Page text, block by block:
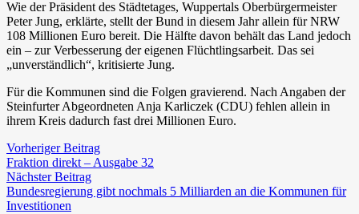
Wie der Präsident des Städtetages, Wuppertals Oberbürgermeister
Peter Jung, erklärte, stellt der Bund in diesem Jahr allein für NRW
108 Millionen Euro bereit. Die Hälfte davon behält das Land jedoch
ein – zur Verbesserung der eigenen Flüchtlingsarbeit. Das sei
„unverständlich“, kritisierte Jung.
Für die Kommunen sind die Folgen gravierend. Nach Angaben der
Steinfurter Abgeordneten Anja Karli­czek (CDU) fehlen allein in
ihrem Kreis dadurch fast drei Millionen Euro.
Vorheriger Beitrag
Fraktion direkt – Ausgabe 32
Nächster Beitrag
Bundesregierung gibt nochmals 5 Milliarden an die Kommunen für
Investitionen